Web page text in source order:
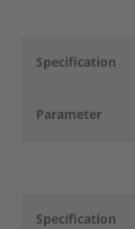
Specification
Parameter
Specification